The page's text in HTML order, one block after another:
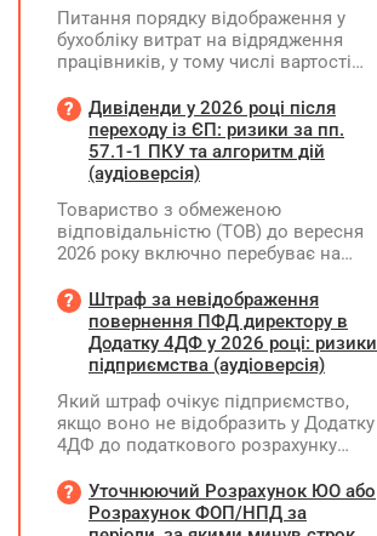
Питання порядку відображення у
бухобліку витрат на відрядження
працівників, у тому числі вартості
карткового рахунку працівника та
підтвердження таких операцій
первинними документами, належать
до компетенції Мінфіну
Дивіденди у 2026 році після
переходу із ЄП: ризики за пп.
57.1-1 ПКУ та алгоритм дій
(аудіоверсія)
Товариство з обмеженою
відповідальністю (ТОВ) до вересня
2026 року включно перебуває на
(єдиний податок, 3 група, ставка 5%,
неплатник ПДВ). З 1 жовтня 2026
року підприємство переходить на
загальну систему оподаткування
прибуток). За результатами
діяльності у періоді 2024–2025 років
(під час перебування на спрощеній
чистий прибуток, сума
нерозподіленого прибутку в балансі
Штраф за невідображення
повернення ПФД директору в
Додатку 4ДФ у 2026 році: ризики
підприємства (аудіоверсія)
Який штраф очікує підприємство,
якщо воно не відобразить у Додатку
4ДФ до податкового розрахунку
допомоги (ПФД) директору?
Уточнюючий Розрахунок ЮО або
Розрахунок ФОП/НПД за